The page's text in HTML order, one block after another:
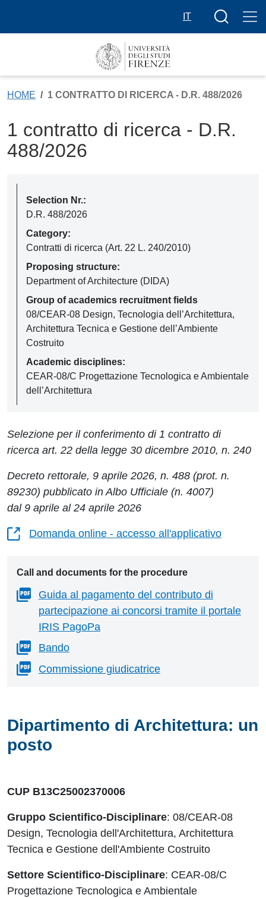
IT
Search
HOME 1 CONTRATTO DI RICERCA - D.R. 488/2026
1 contratto di ricerca - D.R.
488/2026
Selection Nr.:
D.R. 488/2026
Category:
Contratti di ricerca (Art. 22 L. 240/2010)
Proposing structure:
Department of Architecture (DIDA)
Group of academics recruitment fields
08/CEAR-08 Design, Tecnologia dell’Architettura,
Architettura Tecnica e Gestione dell’Ambiente
Costruito
Academic disciplines:
CEAR-08/C Progettazione Tecnologica e Ambientale
dell’Architettura
Selezione per il conferimento di 1 contratto di
ricerca art. 22 della legge 30 dicembre 2010, n. 240
Decreto rettorale, 9 aprile 2026, n. 488 (prot. n.
89230) pubblicato in Albo Ufficiale (n. 4007)
dal 9 aprile al 24 aprile 2026
Domanda online - accesso all'applicativo
Call and documents for the procedure
Guida al pagamento del contributo di
partecipazione ai concorsi tramite il portale
IRIS PagoPa
Bando
Commissione giudicatrice
Dipartimento di Architettura: un
posto
CUP B13C25002370006
Gruppo Scientifico-Disciplinare: 08/CEAR-08
Design, Tecnologia dell'Architettura, Architettura
Tecnica e Gestione dell'Ambiente Costruito
Settore Scientifico-Disciplinare: CEAR-08/C
Progettazione Tecnologica e Ambientale